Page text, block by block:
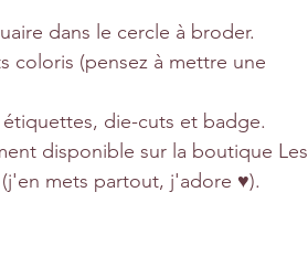
dans le cercle à broder.
coloris (pensez à mettre une
die-cuts et badge.
disponible sur la boutique Les
mets partout, j'adore ♥).